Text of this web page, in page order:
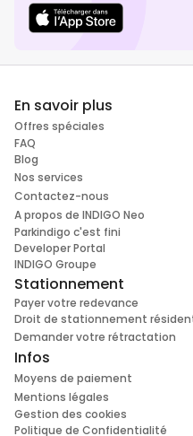
En savoir plus
Offres spéciales
FAQ
Blog
Nos services
Contactez-nous
A propos de INDIGO Neo
Parkindigo c'est fini
Developer Portal
INDIGO Groupe
Stationnement
Payer votre redevance
Droit de stationnement
Demander votre rétractation
Infos
Moyens de paiement
Mentions légales
Gestion des cookies
Politique de Confidentialité